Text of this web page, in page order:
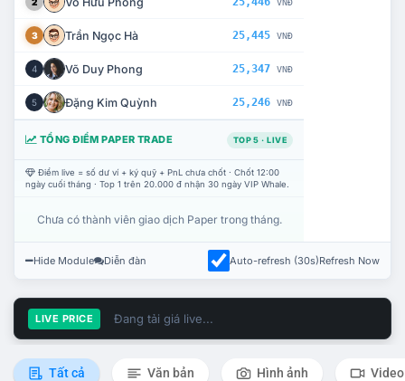
3 Trần Ngọc Hà 25,445 VNĐ
4 Võ Duy Phong 25,347 VNĐ
5 Đặng Kim Quỳnh 25,246 VNĐ
TỔNG ĐIỂM PAPER TRADE TOP 5 · LIVE
Điểm live = số dư ví + ký quỹ + PnL chưa chốt · Chốt 12:00
ngày cuối tháng · Top 1 trên 20.000 đ nhận 30 ngày VIP Whale.
Chưa có thành viên giao dịch Paper trong tháng.
Hide Module Diễn đàn Auto-refresh (30s)Refresh Now
LIVE PRICE Đang tải giá live...
Tất cả Văn bản Hình ảnh Video